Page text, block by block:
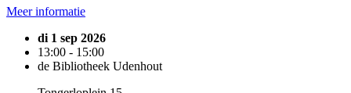
Meer informatie
di 1 sep 2026
13:00 - 15:00
de Bibliotheek Udenhout